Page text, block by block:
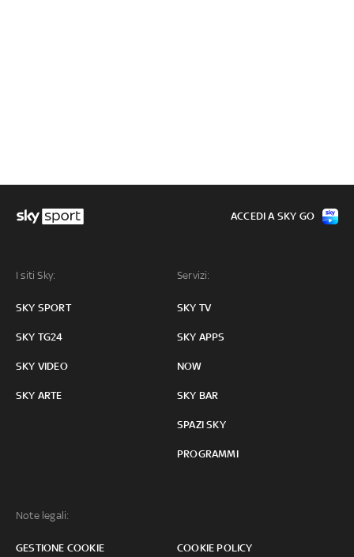
I siti Sky:
SKY SPORT
SKY TG24
SKY VIDEO
SKY ARTE
Servizi:
SKY TV
SKY APPS
NOW
SKY BAR
SPAZI SKY
PROGRAMMI
Note legali:
GESTIONE COOKIE COOKIE POLICY
ACCEDI A SKY GO